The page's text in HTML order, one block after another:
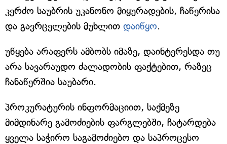
კერძო საუბრის უკანონო მიყურადების, ჩაწერისა
და გავრცელების მუხლით დაიწყო.
უწყება არაფერს ამბობს იმაზე, დაინტერესდა თუ
არა სავარაუდო ძალადობის ფაქტებით, რაზეც
ჩანაწერშია საუბარი.
პროკურატურის ინფორმაციით, საქმეზე
მიმდინარე გამოძიების ფარგლებში, ჩატარდება
ყველა საჭირო საგამოძიებო და საპროცესო